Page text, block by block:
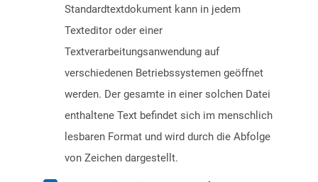
Standardtextdokument kann in jedem
Texteditor oder einer
Textverarbeitungsanwendung auf
verschiedenen Betriebssystemen geöffnet
werden. Der gesamte in einer solchen Datei
enthaltene Text befindet sich im menschlich
lesbaren Format und wird durch die Abfolge
von Zeichen dargestellt.